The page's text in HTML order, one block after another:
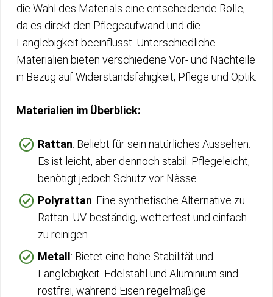
die Wahl des Materials eine entscheidende Rolle,
da es direkt den Pflegeaufwand und die
Langlebigkeit beeinflusst. Unterschiedliche
Materialien bieten verschiedene Vor- und Nachteile
in Bezug auf Widerstandsfähigkeit, Pflege und Optik.
Materialien im Überblick:
Rattan: Beliebt für sein natürliches Aussehen.
Es ist leicht, aber dennoch stabil. Pflegeleicht,
benötigt jedoch Schutz vor Nässe.
Polyrattan: Eine synthetische Alternative zu
Rattan. UV-beständig, wetterfest und einfach
zu reinigen.
Metall: Bietet eine hohe Stabilität und
Langlebigkeit. Edelstahl und Aluminium sind
rostfrei, während Eisen regelmäßige